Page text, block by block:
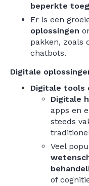
beperkte
Er is een
oplossingen
pakken, zoals
chatbots.
Digitale
Digitale tools
Digitale
apps en
steeds
Veel
of